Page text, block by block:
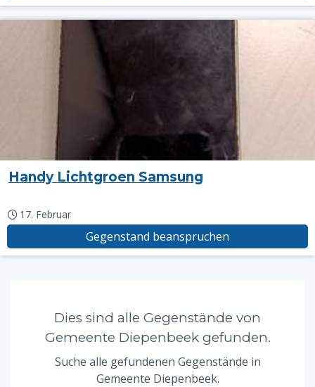
Handy Lichtgroen Samsung
17. Februar
Gegenstand beanspruchen
Dies sind alle Gegenstände von
Gemeente Diepenbeek gefunden.
Suche alle gefundenen Gegenstände in
Gemeente Diepenbeek.